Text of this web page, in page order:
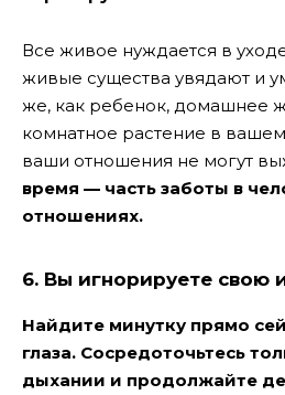
Все живое нуждается в
живые существа увядают и
же, как ребенок, домашнее
комнатное растение в
ваши отношения не могут
время — часть заботы в
отношениях.
6. Вы игнорируете свою
Найдите минутку прямо
глаза. Сосредоточьтесь
дыхании и продолжайте